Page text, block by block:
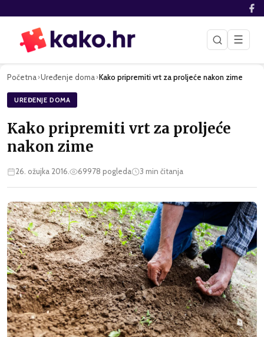
☰
Početna›Uređenje doma›Kako pripremiti vrt za proljeće nakon zime
UREĐENJE DOMA
Kako pripremiti vrt za proljeće
nakon zime
26. ožujka 2016. 69978 pogleda 3 min čitanja